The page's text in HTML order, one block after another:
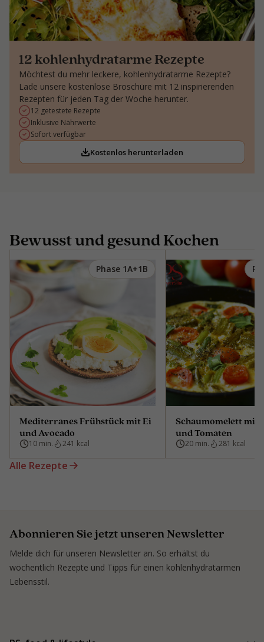
12 kohlenhydratarme Rezepte
Möchtest du mehr leckere, kohlenhydratarme Rezepte?
Lade unsere kostenlose Broschüre mit 12 inspirierenden
Rezepten für jeden Tag der Woche herunter.
12 getestete Rezepte
Inklusive Nährwerte
Sofort verfügbar
Kostenlos herunterladen
Bewusst und gesund Kochen
Phase 1A+1B
Mediterranes Frühstück mit Ei
und Avocado
10 min. 241 kcal
Schaumomelett mit
und Tomaten
20 min. 281 kcal
Alle Rezepte
Abonnieren Sie jetzt unseren Newsletter
Melde dich für unseren Newsletter an. So erhältst du
wöchentlich Rezepte und Tipps für einen kohlenhydratarmen
Lebensstil.